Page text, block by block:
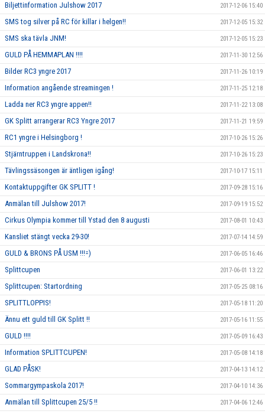
Biljettinformation Julshow 2017 2017-12-06 15:40
SMS tog silver på RC för killar i helgen!! 2017-12-05 15:32
SMS ska tävla JNM! 2017-12-05 15:23
GULD PÅ HEMMAPLAN !!!! 2017-11-30 12:56
Bilder RC3 yngre 2017 2017-11-26 10:19
Information angående streamingen ! 2017-11-25 12:18
Ladda ner RC3 yngre appen!! 2017-11-22 13:08
GK Splitt arrangerar RC3 Yngre 2017 2017-11-21 19:59
RC1 yngre i Helsingborg ! 2017-10-26 15:26
Stjärntruppen i Landskrona!! 2017-10-26 15:23
Tävlingssäsongen är äntligen igång! 2017-10-17 15:11
Kontaktuppgifter GK SPLITT ! 2017-09-28 15:16
Anmälan till Julshow 2017! 2017-09-19 15:52
Cirkus Olympia kommer till Ystad den 8 augusti 2017-08-01 10:43
Kansliet stängt vecka 29-30! 2017-07-14 14:59
GULD & BRONS PÅ USM !!!=) 2017-06-05 16:46
Splittcupen 2017-06-01 13:22
Splittcupen: Startordning 2017-05-25 08:16
SPLITTLOPPIS! 2017-05-18 11:20
Ännu ett guld till GK Splitt !! 2017-05-16 11:55
GULD !!!! 2017-05-09 16:43
Information SPLITTCUPEN! 2017-05-08 14:18
GLAD PÅSK! 2017-04-13 14:12
Sommargympaskola 2017! 2017-04-10 14:36
Anmälan till Splittcupen 25/5 !! 2017-04-06 12:46